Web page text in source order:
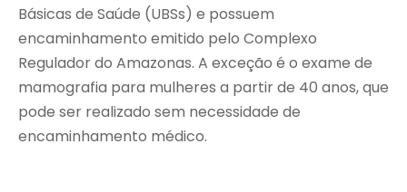
Básicas de Saúde (UBSs) e possuem
encaminhamento emitido pelo Complexo
Regulador do Amazonas. A exceção é o exame de
mamografia para mulheres a partir de 40 anos, que
pode ser realizado sem necessidade de
encaminhamento médico.